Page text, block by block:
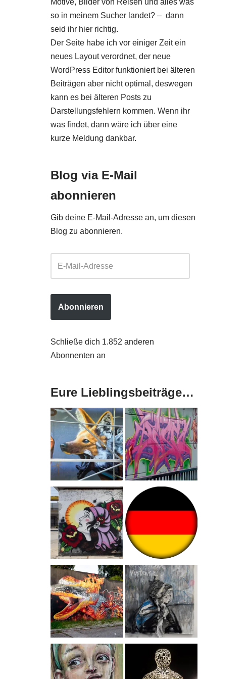
Motive, Bilder von Reisen und alles was
so in meinem Sucher landet? – dann
seid ihr hier richtig.
Der Seite habe ich vor einiger Zeit ein
neues Layout verordnet, der neue
WordPress Editor funktioniert bei älteren
Beiträgen aber nicht optimal, deswegen
kann es bei älteren Posts zu
Darstellungsfehlern kommen. Wenn ihr
was findet, dann wäre ich über eine
kurze Meldung dankbar.
Blog via E-Mail
abonnieren
Gib deine E-Mail-Adresse an, um diesen
Blog zu abonnieren.
Abonnieren
Schließe dich 1.852 anderen
Abonnenten an
Eure Lieblingsbeiträge…